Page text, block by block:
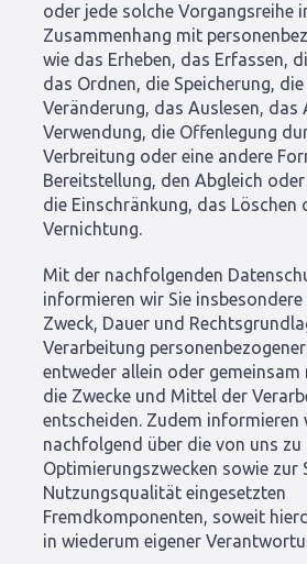
oder jede solche Vorgangsreihe
Zusammenhang mit
wie das Erheben, das Erfassen,
das Ordnen, die Speicherung,
Veränderung, das Auslesen, das
Verwendung, die Offenlegung
Verbreitung oder eine andere
Bereitstellung, den Abgleich
die Einschränkung, das Löschen
Vernichtung.
Mit der nachfolgenden
informieren wir Sie
Zweck, Dauer und
Verarbeitung
entweder allein oder gemeinsam
die Zwecke und Mittel der
entscheiden. Zudem informieren
nachfolgend über die von uns zu
Optimierungszwecken sowie zur
Nutzungsqualität eingesetzten
Fremdkomponenten, soweit
in wiederum eigener